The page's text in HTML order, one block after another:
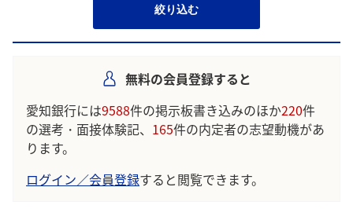
絞り込む
無料の会員登録すると
愛知銀行には9588件の掲示板書き込みのほか220件
の選考・面接体験記、 165件の内定者の志望動機があ
ります。
ログイン／会員登録すると閲覧できます。